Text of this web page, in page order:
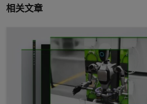
相关文章
开发者利用 NVIDIA Omniverse 库打造快